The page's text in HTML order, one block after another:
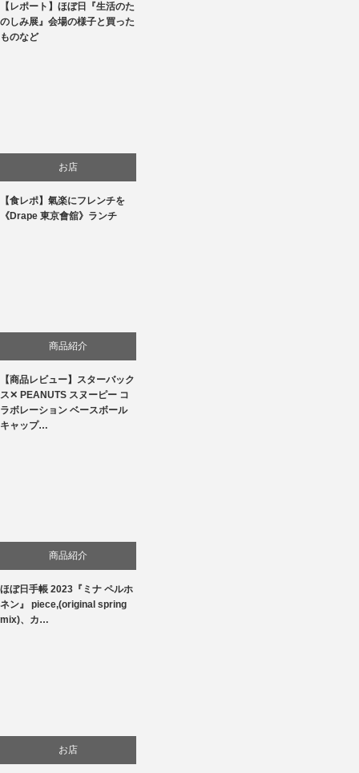
お店
【レポート】ほぼ日『生活のた
のしみ展』会場の様子と買った
ものなど
お店
食べ物
【食レポ】氣楽にフレンチを
《Drape 東京會舘》ランチ
商品紹介
【商品レビュー】スターバック
ス✕ PEANUTS スヌーピー コ
ラボレーション ベースボール
キャップ…
商品紹介
生活
ほぼ日手帳 2023『ミナ ペルホ
ネン』 piece,(original spring
mix)、カ…
お店